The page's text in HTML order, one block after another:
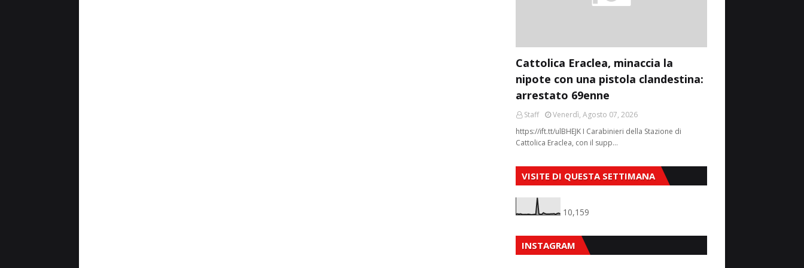
Cattolica Eraclea, minaccia la
nipote con una pistola clandestina:
arrestato 69enne
Staff
Venerdì, Agosto 07, 2026
https://ift.tt/ulBHEJK I Carabinieri della Stazione di
Cattolica Eraclea, con il supp…
VISITE DI QUESTA SETTIMANA
10,159
INSTAGRAM